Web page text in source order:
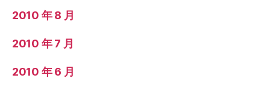
2010 年 8 月
2010 年 7 月
2010 年 6 月